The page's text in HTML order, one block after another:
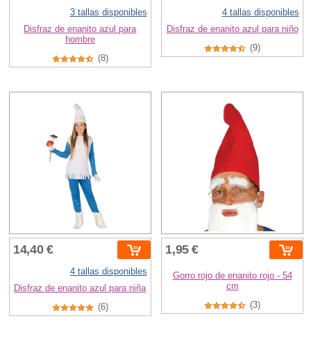
3 tallas disponibles
Disfraz de enanito azul para
hombre
(8)
4 tallas disponibles
Disfraz de enanito azul para niño
(9)
14,40 €
4 tallas disponibles
Disfraz de enanito azul para niña
(6)
1,95 €
Gorro rojo de enanito rojo - 54
cm
(3)